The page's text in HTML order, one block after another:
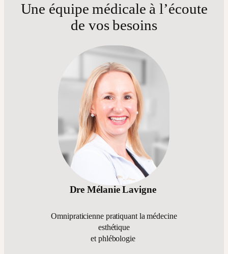
Une équipe médicale à l’écoute
de vos besoins
Dre Mélanie Lavigne
Omnipraticienne pratiquant la médecine
esthétique
et phlébologie